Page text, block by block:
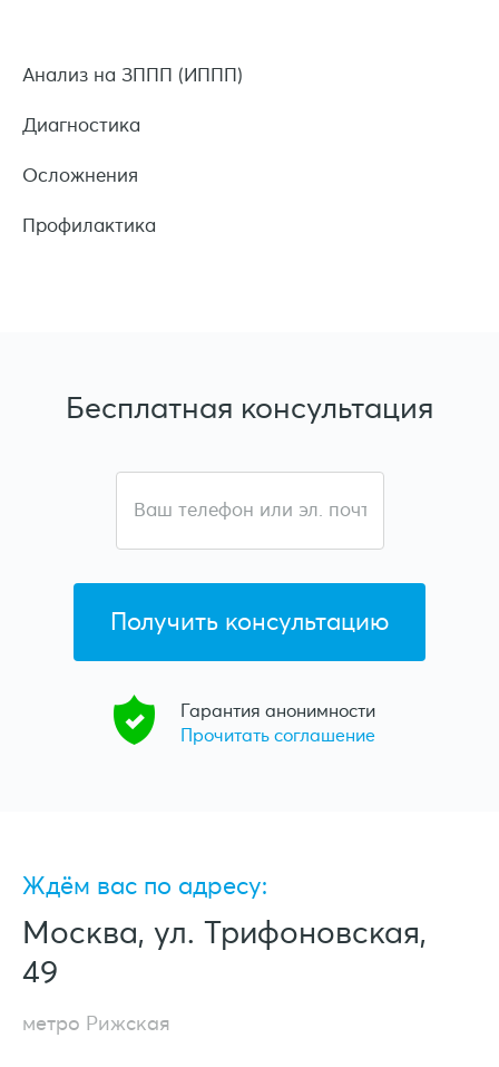
Анализ на ЗППП (ИППП)
Диагностика
Осложнения
Профилактика
Бесплатная консультация
Гарантия анонимности
Прочитать соглашение
Ждём вас по адресу:
Москва, ул. Трифоновская,
49
метро Рижская